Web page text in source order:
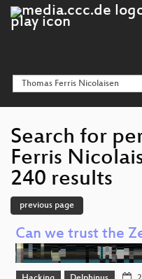
Search for
Ferris
240 results
previous page
Can we trust the